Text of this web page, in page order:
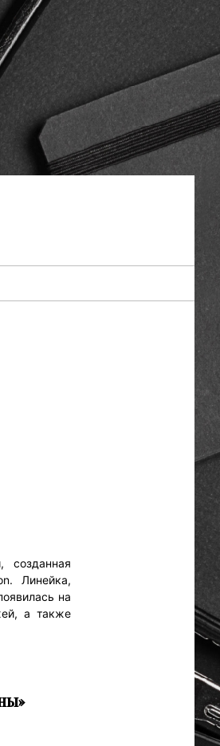
созданная
Линейка,
на
а также